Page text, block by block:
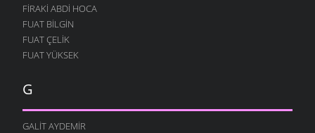
FIRAKI ABDI HOCA
FUAT BILGIN
FUAT ÇELIK
FUAT YÜKSEK
G
GALIT AYDEMIR